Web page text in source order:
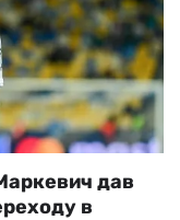
дав
в